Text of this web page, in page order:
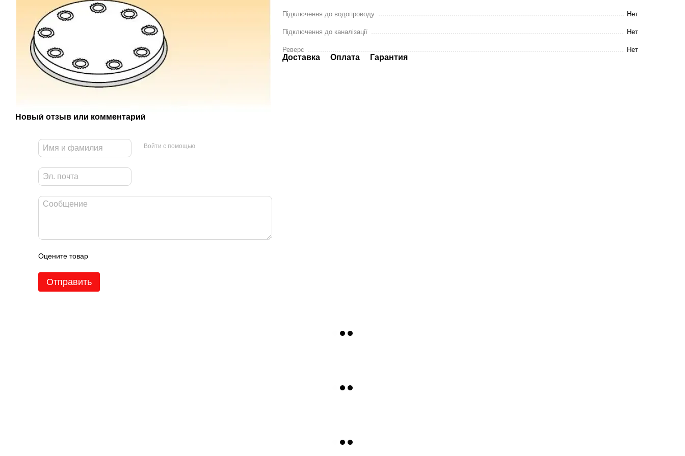
Новый отзыв или комментарий
Войти с помощью
Оцените товар
Отправить
Підключення до водопроводу Нет
Підключення до каналізації Нет
Реверс Нет
Доставка Оплата Гарантия